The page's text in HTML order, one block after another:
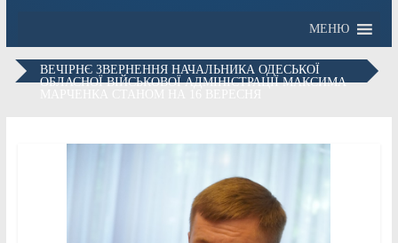
МЕНЮ
ВЕЧІРНЄ ЗВЕРНЕННЯ НАЧАЛЬНИКА ОДЕСЬКОЇ
ОБЛАСНОЇ ВІЙСЬКОВОЇ АДМІНІСТРАЦІЇ МАКСИМА